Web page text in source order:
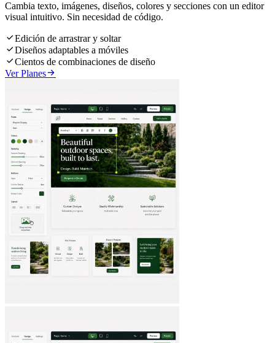
Cambia texto, imágenes, diseños, colores y secciones con un editor
visual intuitivo. Sin necesidad de código.
Edición de arrastrar y soltar
Diseños adaptables a móviles
Cientos de combinaciones de diseño
Ver Planes